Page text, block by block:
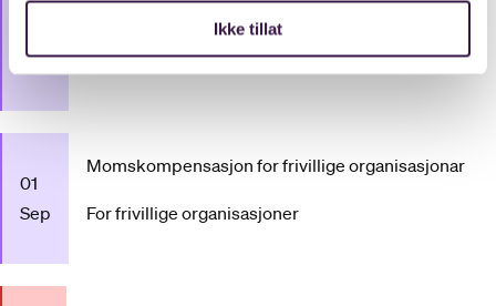
Ikke tillat
Sep
For frivillige organisasjoner
01
Sep
Momskompensasjon for frivillige organisasjonar
For frivillige organisasjoner